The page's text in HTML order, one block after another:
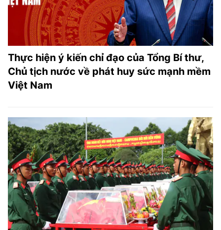
Thực hiện ý kiến chỉ đạo của Tổng Bí thư,
Chủ tịch nước về phát huy sức mạnh mềm
Việt Nam